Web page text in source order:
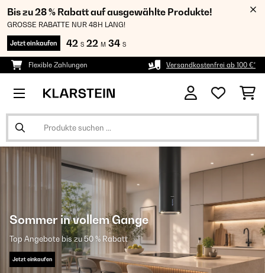
Bis zu 28 % Rabatt auf ausgewählte Produkte!
GROSSE RABATTE NUR 48H LANG!
Jetzt einkaufen 42 S 22 M 33 S
Flexible Zahlungen Versandkostenfrei ab 100 €*
Sommer in vollem Gange
Top Angebote bis zu 50 % Rabatt
Jetzt einkaufen